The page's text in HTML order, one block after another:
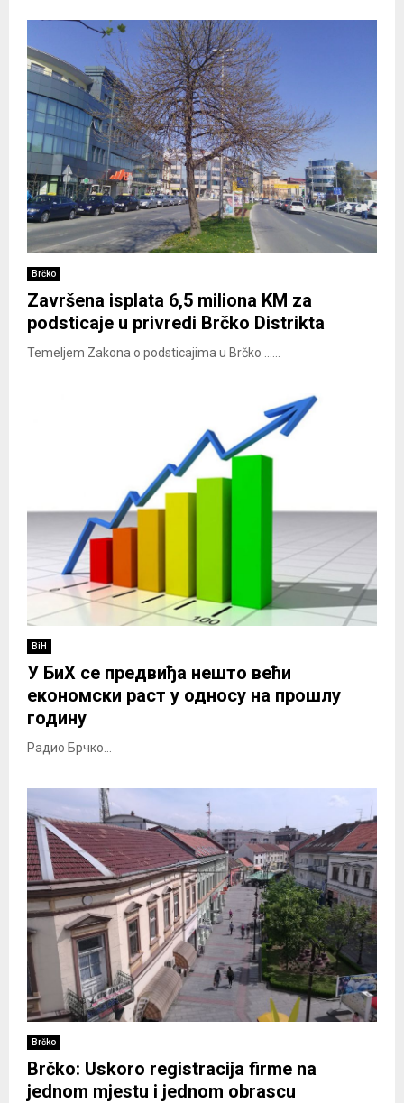
Brčko
Završena isplata 6,5 miliona KM za
podsticaje u privredi Brčko Distrikta
Temeljem Zakona o podsticajima u Brčko ......
BiH
У БиХ се предвиђа нешто већи
економски раст у односу на прошлу
годину
Радио Брчко...
Brčko
Brčko: Uskoro registracija firme na
jednom mjestu i jednom obrascu